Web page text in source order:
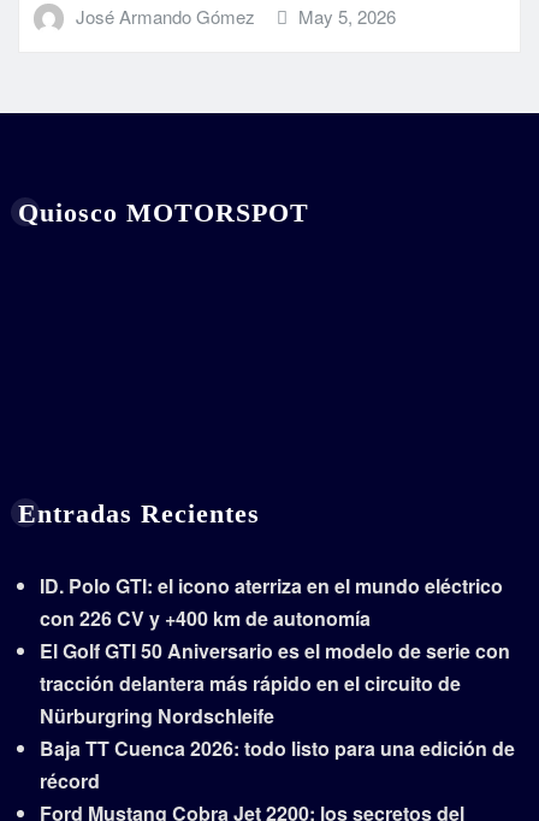
José Armando Gómez May 5, 2026
Quiosco MOTORSPOT
Entradas Recientes
ID. Polo GTI: el icono aterriza en el mundo eléctrico
con 226 CV y +400 km de autonomía
El Golf GTI 50 Aniversario es el modelo de serie con
tracción delantera más rápido en el circuito de
Nürburgring Nordschleife
Baja TT Cuenca 2026: todo listo para una edición de
récord
Ford Mustang Cobra Jet 2200: los secretos del